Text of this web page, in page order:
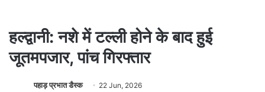
हल्द्वानी: नशे में टल्ली होने के बाद हुई
जूतमपजार, पांच गिरफ्तार
पहाड़ प्रभात डैस्क 22 Jun, 2026